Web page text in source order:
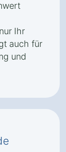
Ihr
auch für
und